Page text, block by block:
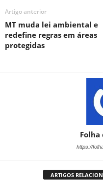
Artigo anterior
MT muda lei ambiental e
redefine regras em áreas
protegidas
Folha
https://
ARTIGOS